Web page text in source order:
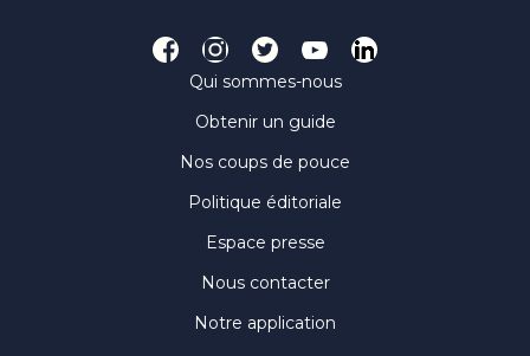
Qui sommes-nous
Obtenir un guide
Nos coups de pouce
Politique éditoriale
Espace presse
Nous contacter
Notre application